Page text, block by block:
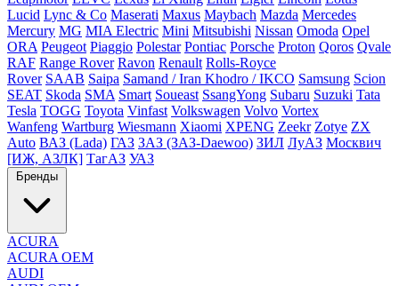
Lucid Lync & Co Maserati Maxus Maybach Mazda Mercedes
Mercury MG MIA Electric Mini Mitsubishi Nissan Omoda Opel
ORA Peugeot Piaggio Polestar Pontiac Porsche Proton Qoros Qvale
RAF Range Rover Ravon Renault Rolls-Royce
Rover SAAB Saipa Samand / Iran Khodro / IKCO Samsung Scion
SEAT Skoda SMA Smart Soueast SsangYong Subaru Suzuki Tata
Tesla TOGG Toyota Vinfast Volkswagen Volvo Vortex
Wanfeng Wartburg Wiesmann Xiaomi XPENG Zeekr Zotye ZX
Auto ВАЗ (Lada) ГАЗ ЗАЗ (ЗАЗ-Daewoo) ЗИЛ ЛуАЗ Москвич
[ИЖ, АЗЛК] ТагАЗ УАЗ
Бренды
ACURA
ACURA OEM
AUDI